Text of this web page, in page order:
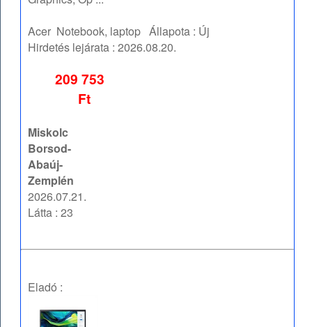
Acer Notebook, laptop Állapota : Új
Hirdetés lejárata :2026.08.20.
209 753
Ft
Miskolc
Borsod-
Abaúj-
Zemplén
2026.07.21.
Látta : 23
Eladó :